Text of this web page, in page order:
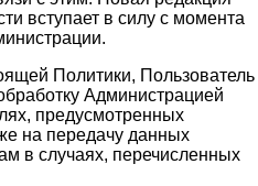
вступает в силу с момента
Политики, Пользователь
Администрацией
предусмотренных
на передачу данных
в случаях, перечисленных